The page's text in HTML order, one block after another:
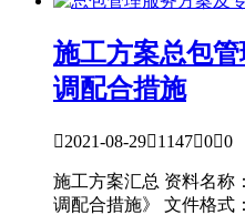
施工方案总包
调配合措施
2021-08-29114700
施工方案汇总 资料名称
调配合措施》 文件格式